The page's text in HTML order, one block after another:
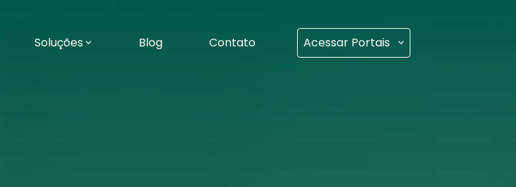
Soluções Blog Contato Acessar Portais